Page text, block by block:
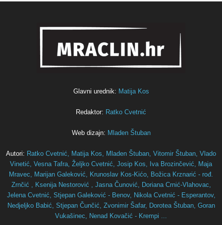
Glavni urednik: Matija Kos
Redaktor: Ratko Cvetnić
Web dizajn: Mladen Štuban
Autori: Ratko Cvetnić, Matija Kos, Mladen Štuban, Vitomir Štuban, Vlado
Vinetić, Vesna Tafra, Željko Cvetnić, Josip Kos, Iva Brozinčević, Maja
Mravec, Marijan Galeković, Krunoslav Kos-Kićo, Božica Krznarić - rođ.
Zrnčić , Ksenija Nestorović , Jasna Čunović, Doriana Crnić-Vlahovac,
Jelena Cvetnić, Stjepan Galeković - Benov, Nikola Cvetnić - Esperantov,
Nedjeljko Babić, Stjepan Čunčić, Zvonimir Šafar, Dorotea Štuban, Goran
Vukašinec, Nenad Kovačić - Krempi ...